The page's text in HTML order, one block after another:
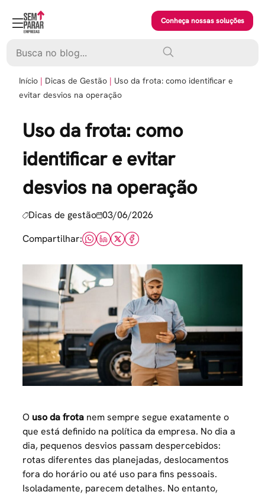
content
Conheça nossas soluções
Início Dicas de Gestão
Uso da frota: como identificar e
evitar desvios na operação
Uso da frota: como
identificar e evitar
desvios na operação
Dicas de gestão 03/06/2026
Compartilhar:
O uso da frota nem sempre segue exatamente o
que está definido na política da empresa. No dia a
dia, pequenos desvios passam despercebidos:
rotas diferentes das planejadas, deslocamentos
fora do horário ou até uso para fins pessoais.
Isoladamente, parecem detalhes. No entanto,